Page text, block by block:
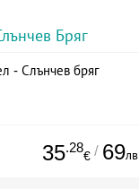
Бряг
- Слънчев бряг
35.28
€ / 69лв.